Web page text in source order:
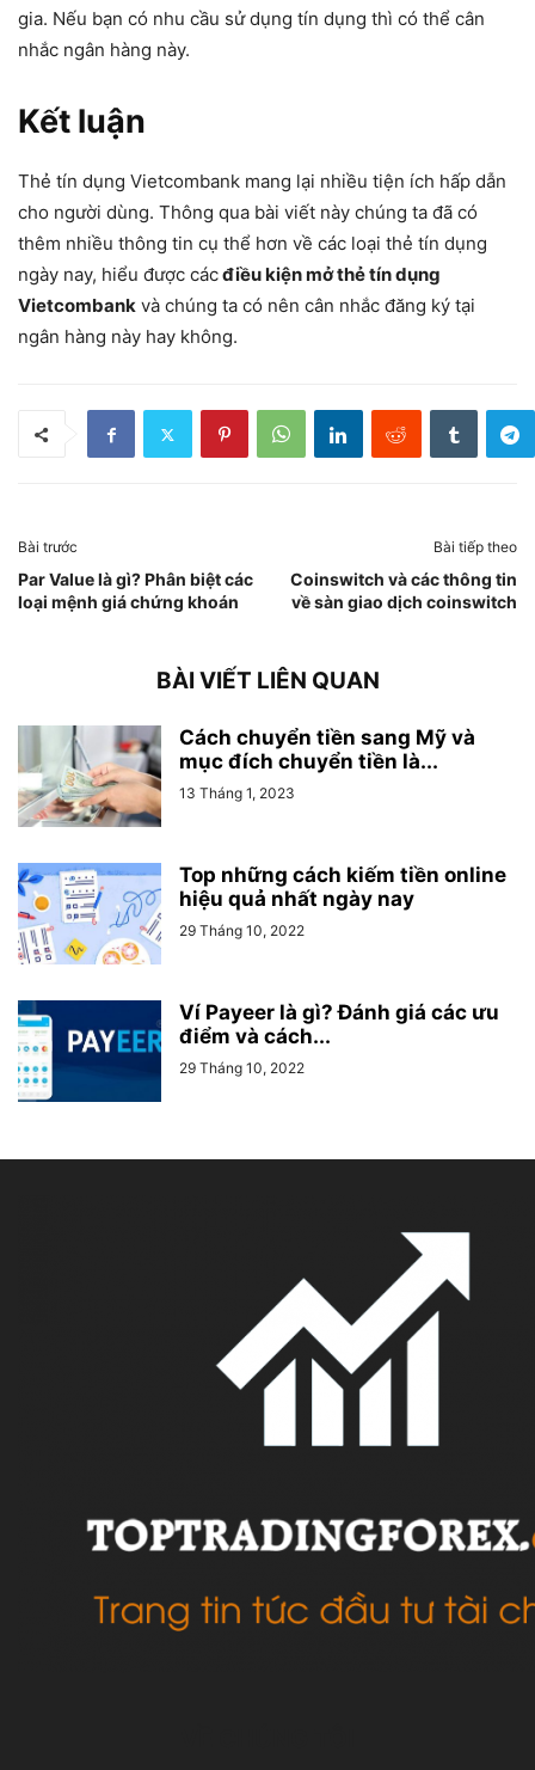
gia. Nếu bạn có nhu cầu sử dụng tín dụng thì có thể cân
nhắc ngân hàng này.
Kết luận
Thẻ tín dụng Vietcombank mang lại nhiều tiện ích hấp dẫn
cho người dùng. Thông qua bài viết này chúng ta đã có
thêm nhiều thông tin cụ thể hơn về các loại thẻ tín dụng
ngày nay, hiểu được cácđiều kiện mở thẻ tín dụng
Vietcombank và chúng ta có nên cân nhắc đăng ký tại
ngân hàng này hay không.
Bài trước
Par Value là gì? Phân biệt các
loại mệnh giá chứng khoán
Bài tiếp theo
Coinswitch và các thông tin
về sàn giao dịch coinswitch
BÀI VIẾT LIÊN QUAN
Cách chuyển tiền sang Mỹ và
mục đích chuyển tiền là...
13 Tháng 1, 2023
Top những cách kiếm tiền online
hiệu quả nhất ngày nay
29 Tháng 10, 2022
Ví Payeer là gì? Đánh giá các ưu
điểm và cách...
29 Tháng 10, 2022